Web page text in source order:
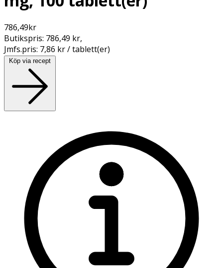
786,49kr
Butikspris: 786,49 kr,
Jmfs.pris: 7,86 kr / tablett(er)
Köp via recept